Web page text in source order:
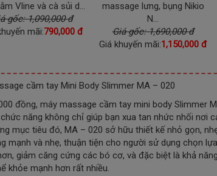
Vline và cà sủi d...
gốc: 1,090,000 đ
mãi:790,000 đ
massage lưng, bụng Nikio
N...
Giá gốc: 1,690,000 đ
Giá khuyến mãi:1,150,000 đ
cầm tay Mini Body Slimmer MA – 020
đồng, máy massage cầm tay mini body Slimmer
năng không chỉ giúp bạn xua tan nhức nhối nơi
mục tiêu đó, MA – 020 sở hữu thiết kế nhỏ gọn,
mạnh và nhẹ, thuận tiện cho người sử dụng chọn
giảm căng cứng các bó cơ, và đặc biệt là khả
khỏe mạnh hơn rất nhiều.